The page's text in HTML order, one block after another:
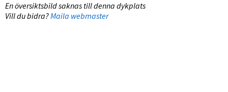
En översiktsbild saknas till denna dykplats
Vill du bidra?Maila webmaster